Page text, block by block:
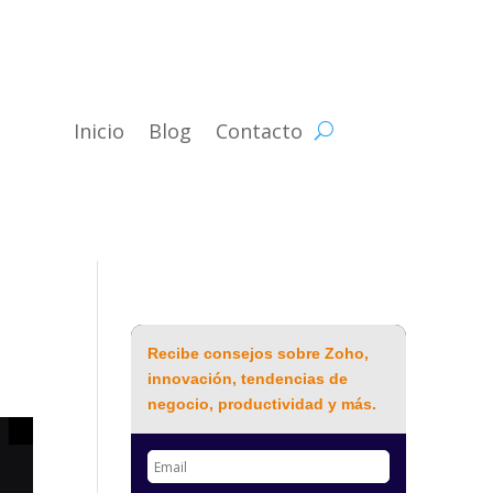
Inicio Blog Contacto
Recibe consejos sobre Zoho,
innovación, tendencias de
negocio, productividad y más.